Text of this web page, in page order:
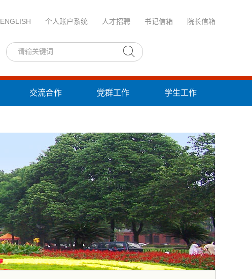
ENGLISH 个人账户系统 人才招聘 书记信箱 院长信箱
交流合作 党群工作 学生工作